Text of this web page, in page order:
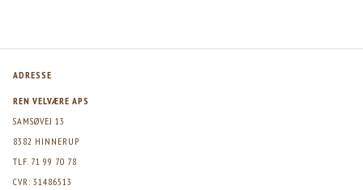
ADRESSE
REN VELVÆRE APS
SAMSØVEJ 13
8382 HINNERUP
TLF. 71 99 70 78
CVR: 31486513